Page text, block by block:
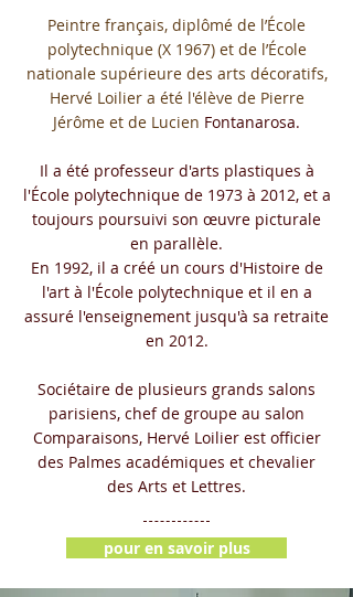
Peintre français, diplômé de l’École
polytechnique (X 1967) et de l’École
nationale supérieure des arts décoratifs,
Hervé Loilier a été l'élève de Pierre
Jérôme et de Lucien Fontanarosa.
Il a été professeur d'arts plastiques à
l'École polytechnique de 1973 à 2012, et a
toujours poursuivi son œuvre picturale
en parallèle.
En 1992, il a créé un cours d'Histoire de
l'art à l'École polytechnique et il en a
assuré l'enseignement jusqu'à sa retraite
en 2012.
Sociétaire de plusieurs grands salons
parisiens, chef de groupe au salon
Comparaisons, Hervé Loilier est officier
des Palmes académiques et chevalier
des Arts et Lettres.
pour en savoir plus